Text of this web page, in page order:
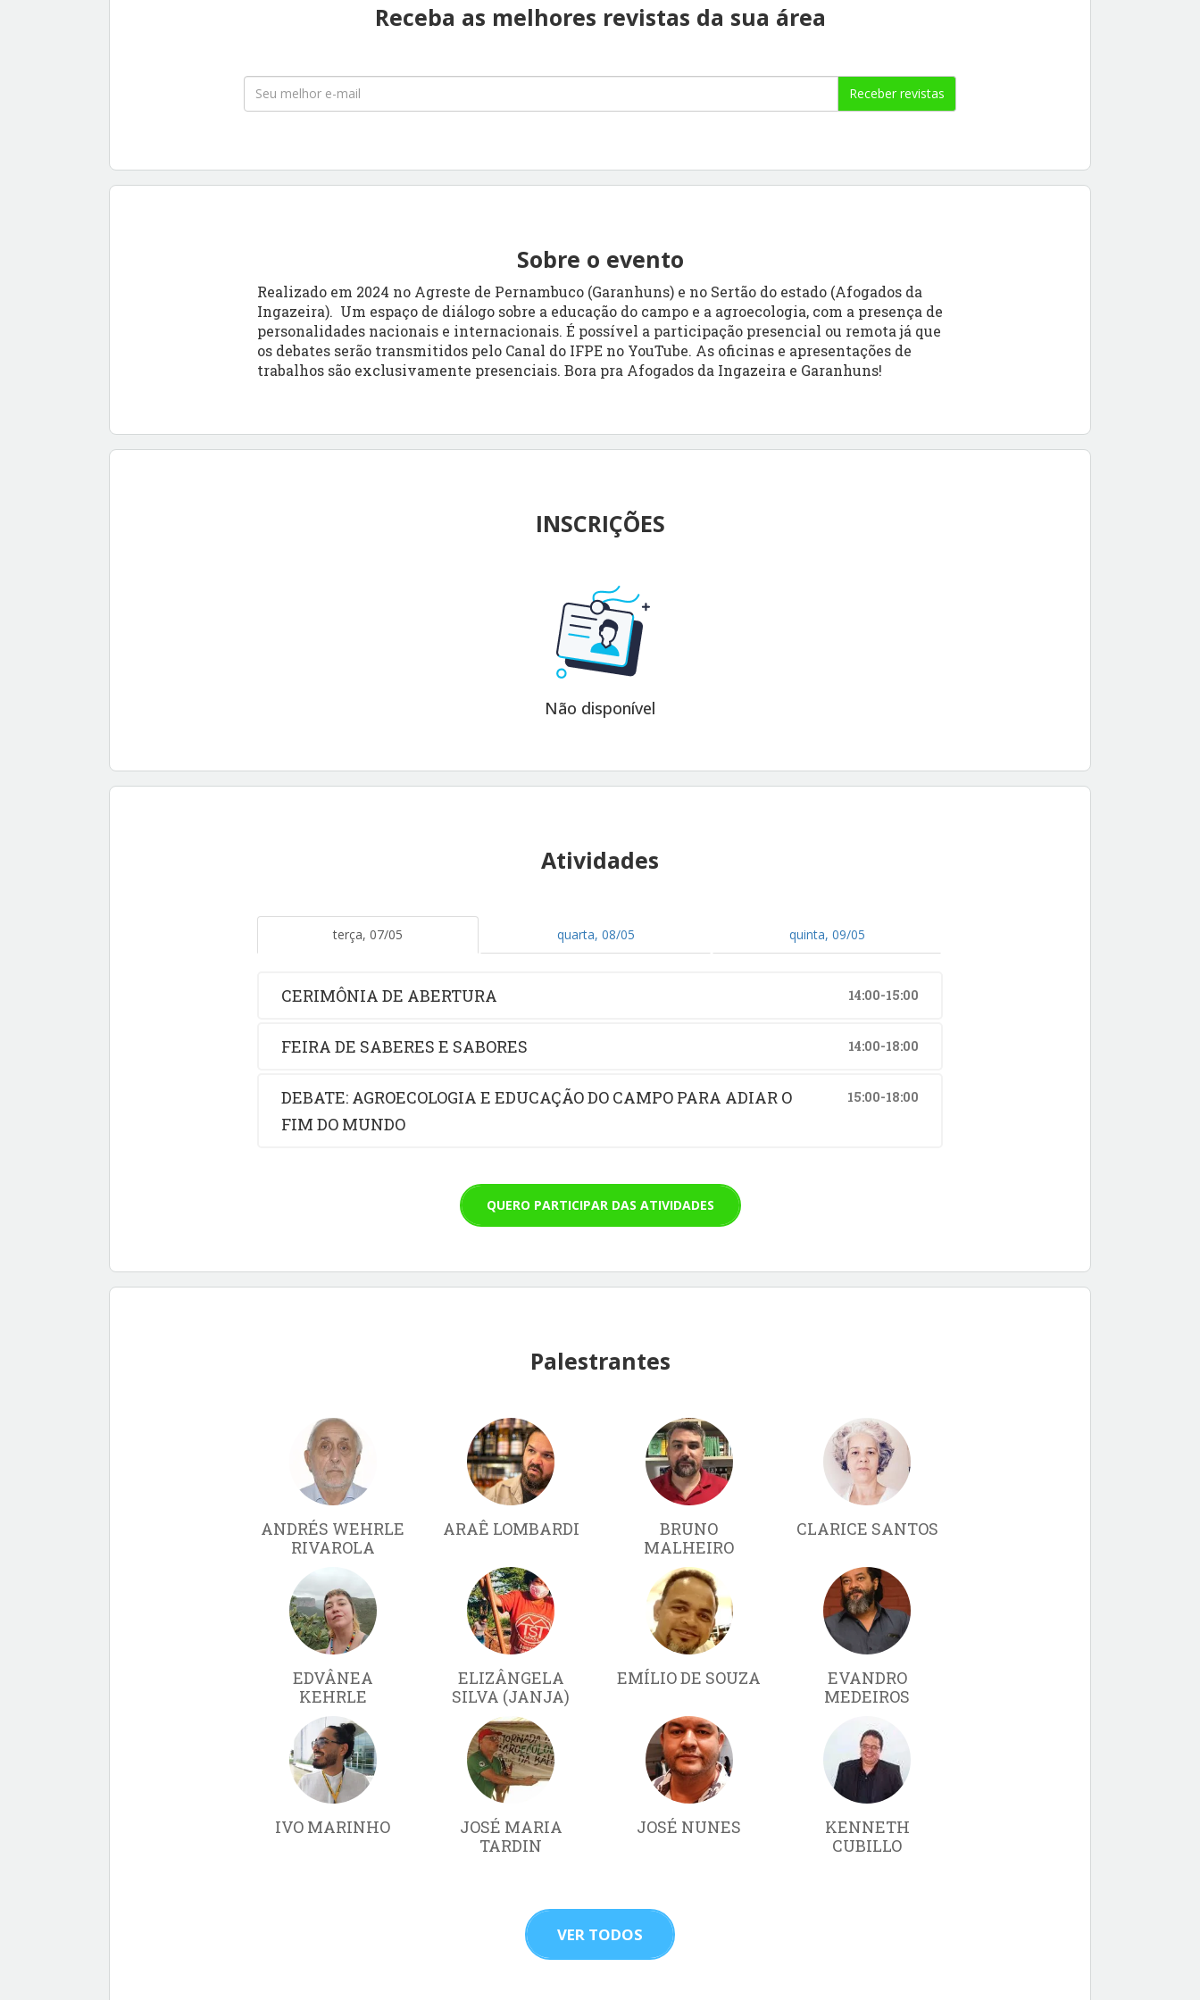
Receba as melhores revistas da sua área
Receber revistas
Sobre o evento
Realizado em 2024 no Agreste de Pernambuco (Garanhuns) e no Sertão do estado (Afogados da
Ingazeira). Um espaço de diálogo sobre a educação do campo e a agroecologia, com a presença de
personalidades nacionais e internacionais. É possível a participação presencial ou remota já que
os debates serão transmitidos pelo Canal do IFPE no YouTube. As oficinas e apresentações de
trabalhos são exclusivamente presenciais. Bora pra Afogados da Ingazeira e Garanhuns!
INSCRIÇÕES
Não disponível
Atividades
terça, 07/05 quarta, 08/05 quinta, 09/05
CERIMÔNIA DE ABERTURA 14:00-15:00
FEIRA DE SABERES E SABORES 14:00-18:00
DEBATE: AGROECOLOGIA E EDUCAÇÃO DO CAMPO PARA ADIAR O
FIM DO MUNDO
15:00-18:00
QUERO PARTICIPAR DAS ATIVIDADES
Palestrantes
ANDRÉS WEHRLE
RIVAROLA
ARAÊ LOMBARDI
BRUNO
MALHEIRO
CLARICE SANTOS
EDVÂNEA
KEHRLE
ELIZÂNGELA
SILVA (JANJA)
EMÍLIO DE SOUZA
EVANDRO
MEDEIROS
IVO MARINHO
JOSÉ MARIA
TARDIN
JOSÉ NUNES
KENNETH
CUBILLO
VER TODOS